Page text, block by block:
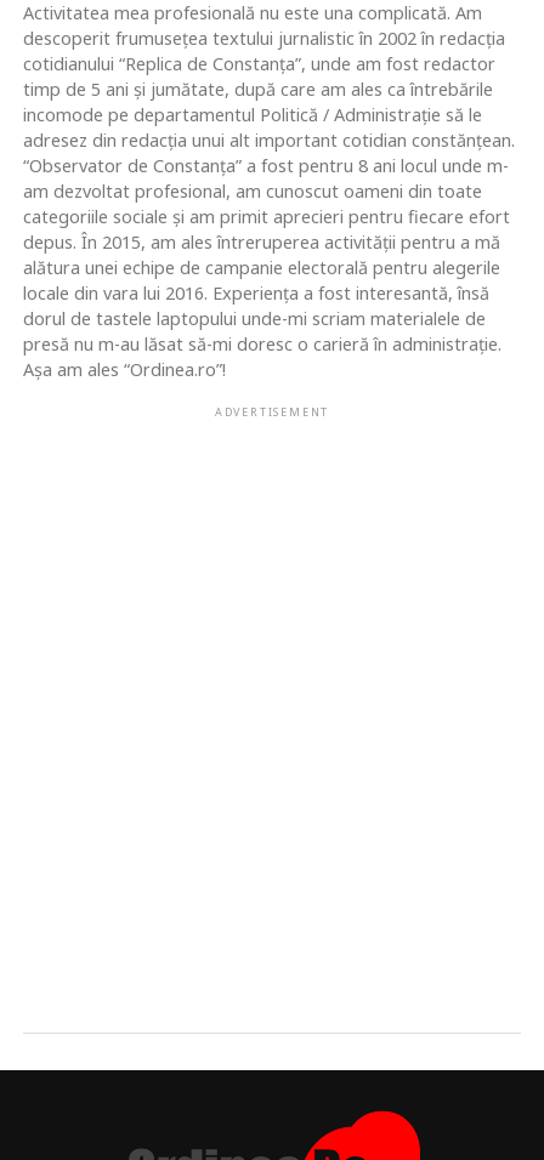
Activitatea mea profesională nu este una complicată. Am
descoperit frumusețea textului jurnalistic în 2002 în redacția
cotidianului “Replica de Constanța”, unde am fost redactor
timp de 5 ani și jumătate, după care am ales ca întrebările
incomode pe departamentul Politică / Administrație să le
adresez din redacția unui alt important cotidian constănțean.
“Observator de Constanța” a fost pentru 8 ani locul unde m-
am dezvoltat profesional, am cunoscut oameni din toate
categoriile sociale și am primit aprecieri pentru fiecare efort
depus. În 2015, am ales întreruperea activității pentru a mă
alătura unei echipe de campanie electorală pentru alegerile
locale din vara lui 2016. Experiența a fost interesantă, însă
dorul de tastele laptopului unde-mi scriam materialele de
presă nu m-au lăsat să-mi doresc o carieră în administrație.
Așa am ales “Ordinea.ro”!
ADVERTISEMENT